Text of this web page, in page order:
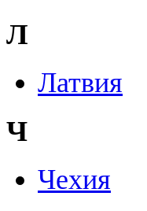
Л
Латвия
Ч
Чехия